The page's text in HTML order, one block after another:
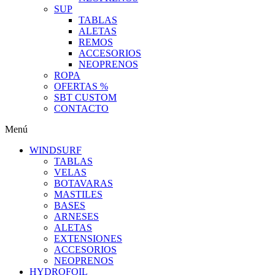
SUP
TABLAS
ALETAS
REMOS
ACCESORIOS
NEOPRENOS
ROPA
OFERTAS %
SBT CUSTOM
CONTACTO
Menú
WINDSURF
TABLAS
VELAS
BOTAVARAS
MASTILES
BASES
ARNESES
ALETAS
EXTENSIONES
ACCESORIOS
NEOPRENOS
HYDROFOIL